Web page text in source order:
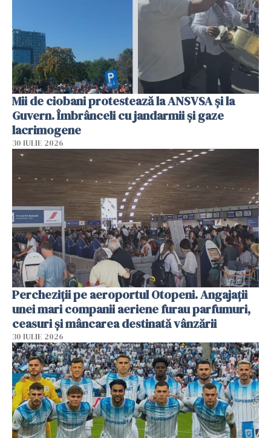
Mii de ciobani protestează la ANSVSA și la
Guvern. Îmbrânceli cu jandarmii și gaze
lacrimogene
30 IULIE 2026
Percheziții pe aeroportul Otopeni. Angajații
unei mari companii aeriene furau parfumuri,
ceasuri și mâncarea destinată vânzării
30 IULIE 2026